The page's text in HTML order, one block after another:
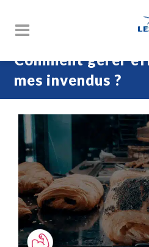
Comment gérer
mes invendus ?